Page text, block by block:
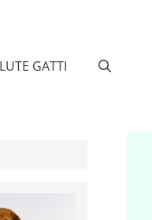
GATTI